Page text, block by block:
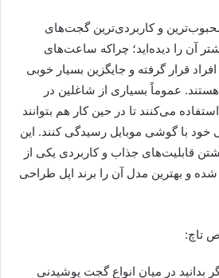
و کاربردی‌ترین گجت‌های
آن را دیده‌اید؛ چراکه ساعت‌های
قرار گرفته و جایگزین بسیار خوبی
عموماً بسیاری از شاغلین در
می‌کنند تا در حین کار هم بتوانند
خود با گوشی موبایل رسیدگی کنند. این
قابلیت‌های جذاب و کاربردی یکی از
و بهترین مدل آن را برند اپل طراحی
تاچ:
بدانید در میان انواع گجت پوشیدنی